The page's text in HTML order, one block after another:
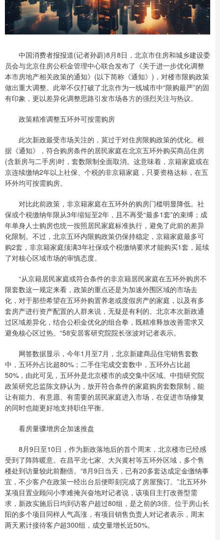
中国消费者报报道(记者孙蔚)8月8日，北京市住房和城乡建设委
员会与北京住房公积金管理中心联合发布了《关于进一步优化调整
本市房地产相关政策的通知》(以下简称《通知》)，对楼市限购政策
做出重大调整。此举不仅打破了北京作为一线城市中“限购最严”的固
有印象，更以差异化调整思路引发市场各方的强烈关注与热议。
政策精准调整五环外可按需购房
此次新政最受市场关注的，莫过于对住房限购政策的优化。根
据《通知》，符合购房条件的居民家庭在北京五环外购买商品住房
(含新房与二手房)时，套数限制全面取消。这意味着，京籍家庭或在
京连续缴纳2年以上社保、个税的非京籍家庭，只要资格达标，在五
环外均可按需购房。
对比此前政策，非京籍家庭在五环外的购房门槛明显降低。社
保或个税缴纳年限从3年缩短至2年，且不再受“最多1套”的束缚；成
年单身人士购房也统一按照居民家庭标准执行，避免了此前的差异
化限制。不过，北京五环内限购政策仍保持稳定，京籍家庭最多可
购2套，非京籍家庭须满3年社保或个税缴纳要求才能购买1套，延续
了对核心区域市场的审慎态度。
“从京籍居民家庭或符合条件的非京籍居民家庭在五环外购房不
限套数这一规定来看，政策的重点还是为加速外围区域的市场去
化，对于那些希望在五环外购置养老或度假房产的家庭，以及有多
套房产进行资产配置的人群来说，无疑是有利的。北京本次新政通
过区域差异化，结合公积金优化的组合拳，既精准释放改善需求又
避免核心区过热。“58安居客研究院院长张波对记者表示。
网签数据显示，今年1月至7月，北京新建商品住宅销售套数
中，五环外占比超80%；二手住宅成交套数中，五环外占比超
50%，由此可见，五环外是北京楼市的成交集中区域。中指研究院
政策研究总监陈文静认为，放开符合条件的家庭购房套数限制，能
让有能力、有意愿、有需要的居民家庭进入市场，在促进市场修复
的同时也能更好地支持职住平衡。
看房量骤增房企加速推盘
8月9日至10日，作为新政落地后的首个周末，北京楼市已经感
受到了阵阵暖意。在昌平北七家、大兴黄村等五环外区域，多个售
楼处到访量较此前翻倍。“8月9日当天，已有20多套达成定金缴纳事
宜，不少客户在政策一经出台后便即刻完成了房屋预订。”北五环外
某项目置业顾问小李难掩兴奋地对记者说，该项目主打改善型需
求，新政实施后日均到访客户超过80组，是之前的3倍。位于房山长
阳的多个项目同样人气高涨，有项目销售负责人对记者表示，周末
两天累计接待客户超300组，成交量增长近50%。